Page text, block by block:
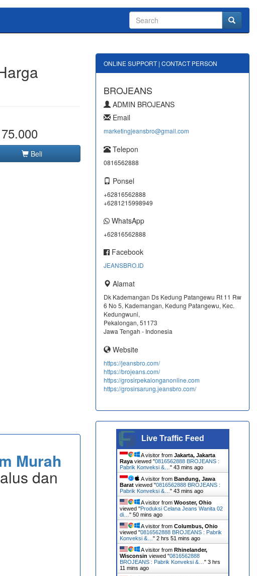
Beli
Murah
dan
ONLINE SUPPORT | CONTACT PERSON
BROJEANS
ADMIN BROJEANS
Email
marketingjeansbro@gmail.com
Telepon
0816562888
Ponsel
+62816562888
+6281215998949
WhatsApp
+62816562888
Facebook
JEANSBRO.ID
Alamat
Dk Kademangan Ds Kedung Patangewu Rt 11 Rw
6 No 5, Kademangan, Kedung Patangewu, Kec.
Kedungwuni,
Pekalongan, 51173
Jawa Tengah - Indonesia
Website
https://jeansbro.com/
https://brojeans.com/
https://grosirpekalonganonline.com
https://grosirsarung.jeansbro.com/
Live Traffic Feed
A visitor from Jakarta, Jakarta
Rayaviewed "0816562888 BROJEANS :
Pabrik Konveksi &… " 43 mins ago
A visitor from Bandung, Jawa
Baratviewed "0816562888 BROJEANS :
Pabrik Konveksi &… " 43 mins ago
A visitor from Wooster, Ohio
viewed "Produksi Celana Jeans Wanita 02
di… " 50 mins ago
A visitor from Columbus, Ohio
viewed "0816562888 BROJEANS : Pabrik
Konveksi &… " 2 hrs 51 mins ago
A visitor from Rhinelander,
Wisconsin viewed "0816562888
BROJEANS : Pabrik Konveksi &… " 3 hrs
11 mins ago